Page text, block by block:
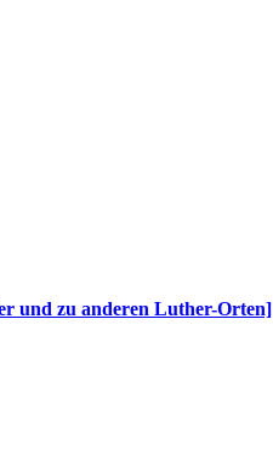
und zu anderen Luther-Orten]